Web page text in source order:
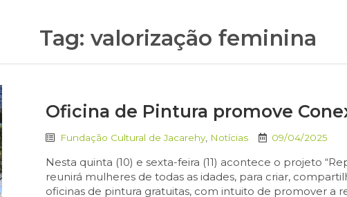
Tag: valorização feminina
Oficina de Pintura promove
Fundação Cultural de Jacarehy Notícias 09/04/2025
Nesta quinta (10) e sexta-feira (11) acontece o projeto
reunirá mulheres de todas as idades, para criar,
oficinas de pintura gratuitas, com intuito de promover a